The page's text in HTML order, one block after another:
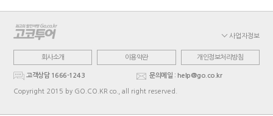
사업자정보
회사소개 이용약관 개인정보처리방침
고객상담 1666-1243 문의메일 : help@go.co.kr
Copyright 2015 by GO.CO.KR co., all right reserved.